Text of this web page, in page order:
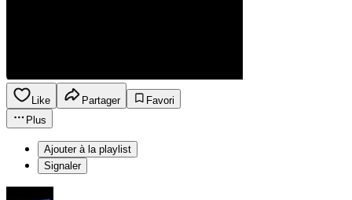
Like Partager
Favori
Plus
Ajouter à la playlist
Signaler